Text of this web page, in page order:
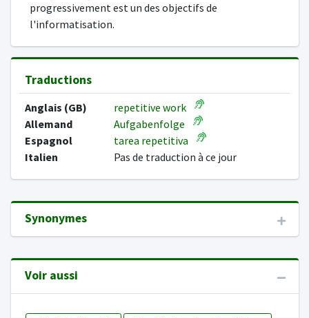
progressivement est un des objectifs de
l'informatisation.
Traductions
Anglais (GB)
repetitive work
Allemand
Aufgabenfolge
Espagnol
tarea repetitiva
Italien
Pas de traduction à ce jour
Synonymes
Voir aussi